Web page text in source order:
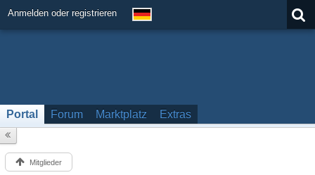
Anmelden oder registrieren
Portal Forum Marktplatz Extras
Mitglieder